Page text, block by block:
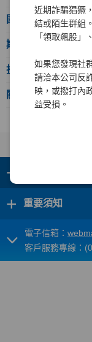
近期詐騙猖獗
結或陌生群組
「領取飆股」
如果您發現社
請洽本公司反
映，或撥打內
益受損。
國際金融
期貨
投顧
關於元大
+
+ 重要須知
電子信箱：
客戶服務專線：